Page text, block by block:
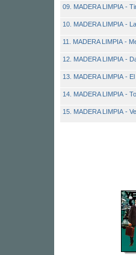
09. MADERA LIMPIA -
10. MADERA LIMPIA -
11. MADERA LIMPIA -
12. MADERA LIMPIA -
13. MADERA LIMPIA -
14. MADERA LIMPIA -
15. MADERA LIMPIA -